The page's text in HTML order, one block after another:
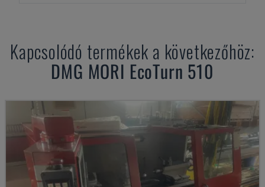
Kapcsolódó termékek a következőhöz:
DMG MORI EcoTurn 510